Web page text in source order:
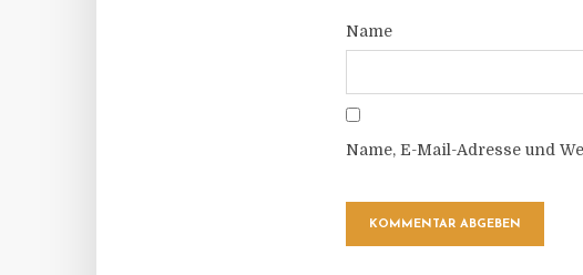
Name
Name, E-Mail-Adresse und